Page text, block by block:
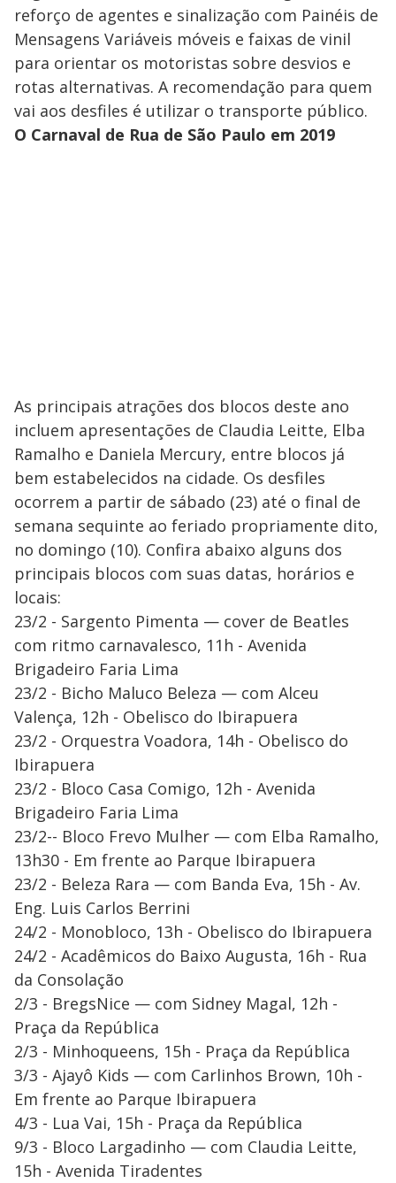
reforço de agentes e sinalização com Painéis de
Mensagens Variáveis móveis e faixas de vinil
para orientar os motoristas sobre desvios e
rotas alternativas. A recomendação para quem
vai aos desfiles é utilizar o transporte público.
O Carnaval de Rua de São Paulo em 2019
As principais atrações dos blocos deste ano
incluem apresentações de Claudia Leitte, Elba
Ramalho e Daniela Mercury, entre blocos já
bem estabelecidos na cidade. Os desfiles
ocorrem a partir de sábado (23) até o final de
semana sequinte ao feriado propriamente dito,
no domingo (10). Confira abaixo alguns dos
principais blocos com suas datas, horários e
locais:
23/2 - Sargento Pimenta — cover de Beatles
com ritmo carnavalesco, 11h - Avenida
Brigadeiro Faria Lima
23/2 - Bicho Maluco Beleza — com Alceu
Valença, 12h - Obelisco do Ibirapuera
23/2 - Orquestra Voadora, 14h - Obelisco do
Ibirapuera
23/2 - Bloco Casa Comigo, 12h - Avenida
Brigadeiro Faria Lima
23/2-- Bloco Frevo Mulher — com Elba Ramalho,
13h30 - Em frente ao Parque Ibirapuera
23/2 - Beleza Rara — com Banda Eva, 15h - Av.
Eng. Luis Carlos Berrini
24/2 - Monobloco, 13h - Obelisco do Ibirapuera
24/2 - Acadêmicos do Baixo Augusta, 16h - Rua
da Consolação
2/3 - BregsNice — com Sidney Magal, 12h -
Praça da República
2/3 - Minhoqueens, 15h - Praça da República
3/3 - Ajayô Kids — com Carlinhos Brown, 10h -
Em frente ao Parque Ibirapuera
4/3 - Lua Vai, 15h - Praça da República
9/3 - Bloco Largadinho — com Claudia Leitte,
15h - Avenida Tiradentes